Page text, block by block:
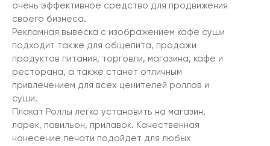
очень эффективное средство для продвижения
своего бизнеса.
Рекламная вывеска с изображением кафе суши
подходит также для общепита, продажи
продуктов питания, торговли, магазина, кафе и
ресторана, а также станет отличным
привлечением для всех ценителей роллов и
суши.
Плакат Роллы легко установить на магазин,
ларек, павильон, прилавок. Качественная
нанесение печати подойдет для любых